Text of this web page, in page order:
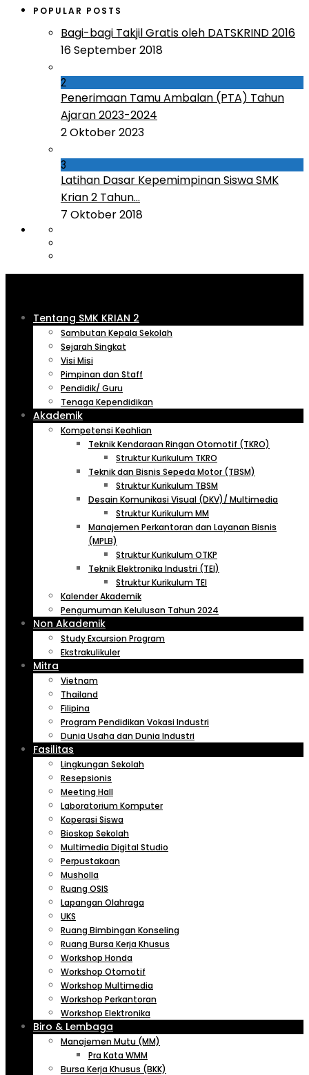
POPULAR POSTS
Bagi-bagi Takjil Gratis oleh DATSKRIND 2016
16 September 2018
2
Penerimaan Tamu Ambalan (PTA) Tahun
Ajaran 2023-2024
2 Oktober 2023
3
Latihan Dasar Kepemimpinan Siswa SMK
Krian 2 Tahun...
7 Oktober 2018
Tentang SMK KRIAN 2
Sambutan Kepala Sekolah
Sejarah Singkat
Visi Misi
Pimpinan dan Staff
Pendidik/ Guru
Tenaga Kependidikan
Akademik
Kompetensi Keahlian
Teknik Kendaraan Ringan Otomotif (TKRO)
Struktur Kurikulum TKRO
Teknik dan Bisnis Sepeda Motor (TBSM)
Struktur Kurikulum TBSM
Desain Komunikasi Visual (DKV)/ Multimedia
Struktur Kurikulum MM
Manajemen Perkantoran dan Layanan Bisnis
(MPLB)
Struktur Kurikulum OTKP
Teknik Elektronika Industri (TEI)
Struktur Kurikulum TEI
Kalender Akademik
Pengumuman Kelulusan Tahun 2024
Non Akademik
Study Excursion Program
Ekstrakulikuler
Mitra
Vietnam
Thailand
Filipina
Program Pendidikan Vokasi Industri
Dunia Usaha dan Dunia Industri
Fasilitas
Lingkungan Sekolah
Resepsionis
Meeting Hall
Laboratorium Komputer
Koperasi Siswa
Bioskop Sekolah
Multimedia Digital Studio
Perpustakaan
Musholla
Ruang OSIS
Lapangan Olahraga
UKS
Ruang Bimbingan Konseling
Ruang Bursa Kerja Khusus
Workshop Honda
Workshop Otomotif
Workshop Multimedia
Workshop Perkantoran
Workshop Elektronika
Biro & Lembaga
Manajemen Mutu (MM)
Pra Kata WMM
Bursa Kerja Khusus (BKK)